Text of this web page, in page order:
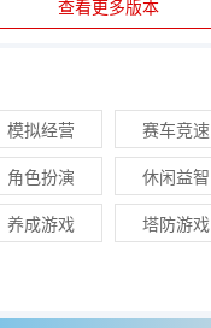
查看更多版本
模拟经营 赛车竞速
角色扮演 休闲益智
养成游戏 塔防游戏